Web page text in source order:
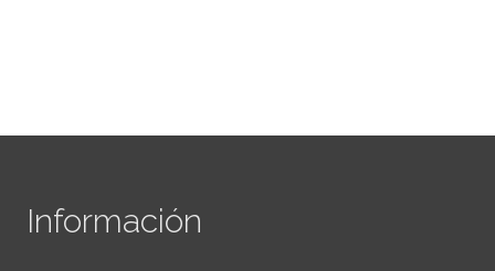
Información